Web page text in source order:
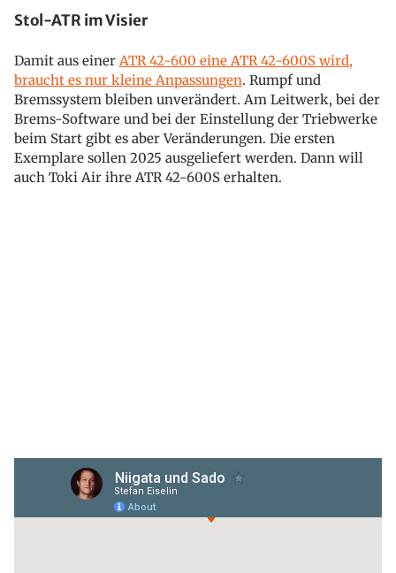
Stol-ATR im Visier
Damit aus einer ATR 42-600 eine ATR 42-600S wird,
braucht es nur kleine Anpassungen. Rumpf und
Bremssystem bleiben unverändert. Am Leitwerk, bei der
Brems-Software und bei der Einstellung der Triebwerke
beim Start gibt es aber Veränderungen. Die ersten
Exemplare sollen 2025 ausgeliefert werden. Dann will
auch Toki Air ihre ATR 42-600S erhalten.